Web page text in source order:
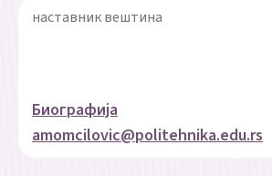
наставник вештина
Биографија
amomcilovic@politehnika.edu.rs